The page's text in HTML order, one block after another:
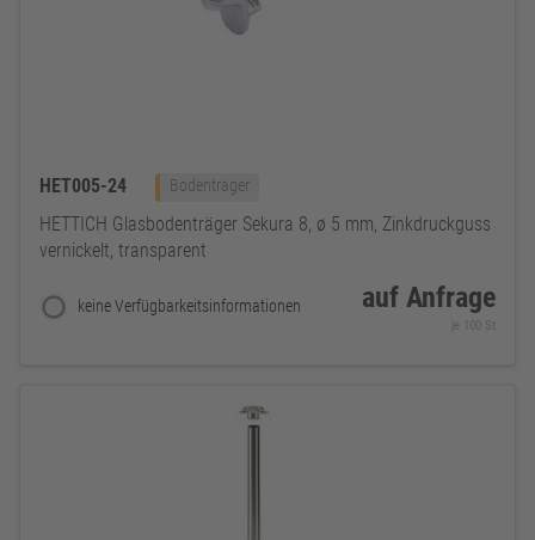
HET005-24 Bodenträger
HETTICH Glasbodenträger Sekura 8, ø 5 mm, Zinkdruckguss
vernickelt, transparent
keine Verfügbarkeitsinformationen auf Anfrage
je 100 St